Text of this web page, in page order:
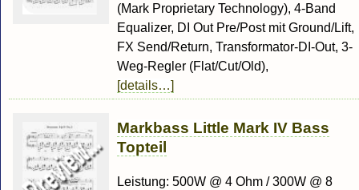
(Mark Proprietary Technology), 4-Band
Equalizer, DI Out Pre/Post mit Ground/Lift,
FX Send/Return, Transformator-DI-Out, 3-
Weg-Regler (Flat/Cut/Old),
[details…]
Markbass Little Mark IV Bass
Topteil
Leistung: 500W @ 4 Ohm / 300W @ 8